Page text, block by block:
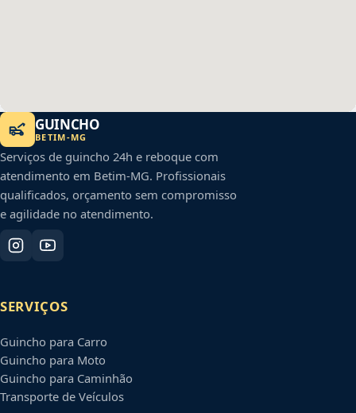
GUINCHO
BETIM-MG
Serviços de guincho 24h e reboque com
atendimento em Betim-MG. Profissionais
qualificados, orçamento sem compromisso
e agilidade no atendimento.
SERVIÇOS
Guincho para Carro
Guincho para Moto
Guincho para Caminhão
Transporte de Veículos